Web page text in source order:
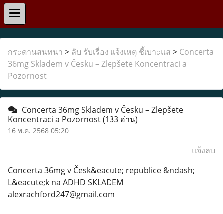
กระดานสนทนา > ลับ รับเรื่อง แจ้งเหตุ ชี้เบาะแส > Concerta
36mg Skladem v Česku – Zlepšete Koncentraci a
Pozornost
Concerta 36mg Skladem v Česku – Zlepšete
Koncentraci a Pozornost(133 อ่าน)
16 พ.ค. 2568 05:20
แจ้งลบ
Concerta 36mg v Česk&eacute; republice &ndash;
L&eacute;k na ADHD SKLADEM
alexrachford247@gmail.com